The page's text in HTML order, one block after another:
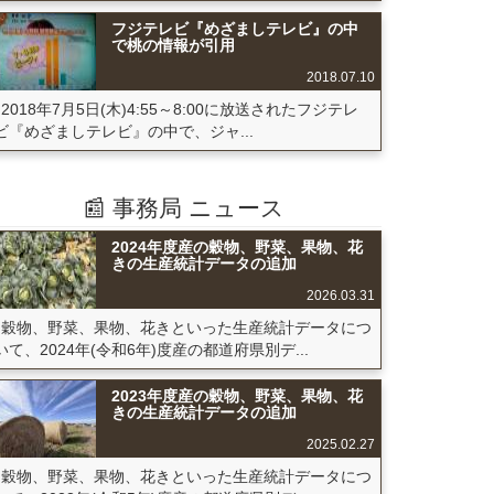
フジテレビ『めざましテレビ』の中
で桃の情報が引用
2018.07.10
2018年7月5日(木)4:55～8:00に放送されたフジテレ
『めざましテレビ』の中で、ジャ...
📰 事務局 ニュース
2024年度産の穀物、野菜、果物、花
きの生産統計データの追加
2026.03.31
穀物、野菜、果物、花きといった生産統計データにつ
て、2024年(令和6年)度産の都道府県別デ...
2023年度産の穀物、野菜、果物、花
きの生産統計データの追加
2025.02.27
穀物、野菜、果物、花きといった生産統計データにつ